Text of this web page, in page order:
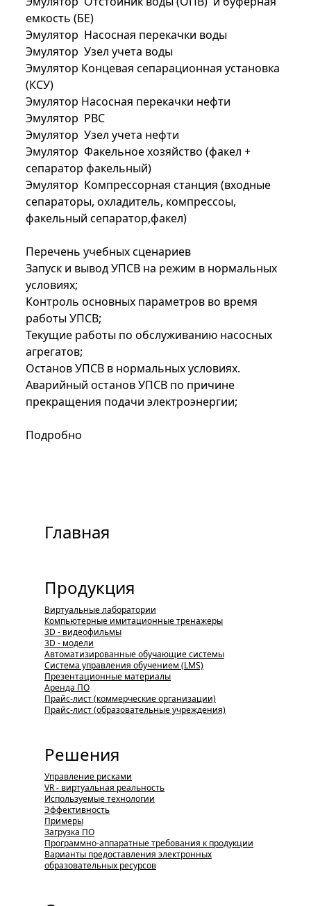
емкость (БЕ)
Эмулятор Насосная перекачки воды
Эмулятор Узел учета воды
Эмулятор Концевая сепарационная установка
(КСУ)
Эмулятор Насосная перекачки нефти
Эмулятор РВС
Эмулятор Узел учета нефти
Эмулятор Факельное хозяйство (факел +
сепаратор факельный)
Эмулятор Компрессорная станция (входные
сепараторы, охладитель, компрессоы,
факельный сепаратор,факел)
Перечень учебных сценариев
Запуск и вывод УПСВ на режим в нормальных
условиях;
Контроль основных параметров во время
работы УПСВ;
Текущие работы по обслуживанию насосных
агрегатов;
Останов УПСВ в нормальных условиях.
Аварийный останов УПСВ по причине
прекращения подачи электроэнергии;
Подробно
Главная
Продукция
Виртуальные лаборатории
Компьютерные имитационные тренажеры
3D - видеофильмы
3D - модели
Автоматизированные обучающие системы
Система управления обучением (LMS)
Презентационные материалы
Аренда ПО
Прайс-лист (коммерческие организации)
Прайс-лист (образовательные учреждения)
Решения
Управление рисками
VR - виртуальная реальность
Используемые технологии
Эффективность
Примеры
Загрузка ПО
Программно-аппаратные требования к продукции
Варианты предоставления электронных
образовательных ресурсов